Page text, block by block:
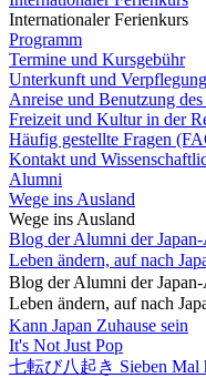
Internationaler Ferienkurs
Programm
Termine und Kursgebühr
Unterkunft und Verpflegung
Anreise und Benutzung
Freizeit und Kultur in der
Häufig gestellte Fragen
Kontakt und
Alumni
Wege ins Ausland
Wege ins Ausland
Blog der Alumni der
Leben ändern, auf nach
Blog der Alumni der
Leben ändern, auf nach
Kann Japan Zuhause sein
It's Not Just Pop
七転び八起き Sieben Mal